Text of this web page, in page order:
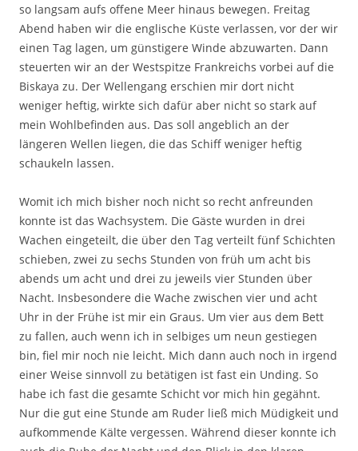
so langsam aufs offene Meer hinaus bewegen. Freitag
Abend haben wir die englische Küste verlassen, vor der wir
einen Tag lagen, um günstigere Winde abzuwarten. Dann
steuerten wir an der Westspitze Frankreichs vorbei auf die
Biskaya zu. Der Wellengang erschien mir dort nicht
weniger heftig, wirkte sich dafür aber nicht so stark auf
mein Wohlbefinden aus. Das soll angeblich an der
längeren Wellen liegen, die das Schiff weniger heftig
schaukeln lassen.
Womit ich mich bisher noch nicht so recht anfreunden
konnte ist das Wachsystem. Die Gäste wurden in drei
Wachen eingeteilt, die über den Tag verteilt fünf Schichten
schieben, zwei zu sechs Stunden von früh um acht bis
abends um acht und drei zu jeweils vier Stunden über
Nacht. Insbesondere die Wache zwischen vier und acht
Uhr in der Frühe ist mir ein Graus. Um vier aus dem Bett
zu fallen, auch wenn ich in selbiges um neun gestiegen
bin, fiel mir noch nie leicht. Mich dann auch noch in irgend
einer Weise sinnvoll zu betätigen ist fast ein Unding. So
habe ich fast die gesamte Schicht vor mich hin gegähnt.
Nur die gut eine Stunde am Ruder ließ mich Müdigkeit und
aufkommende Kälte vergessen. Während dieser konnte ich